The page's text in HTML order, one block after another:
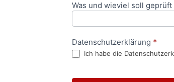
Was und wieviel soll geprüft
Datenschutzerklärung *
Ich habe die